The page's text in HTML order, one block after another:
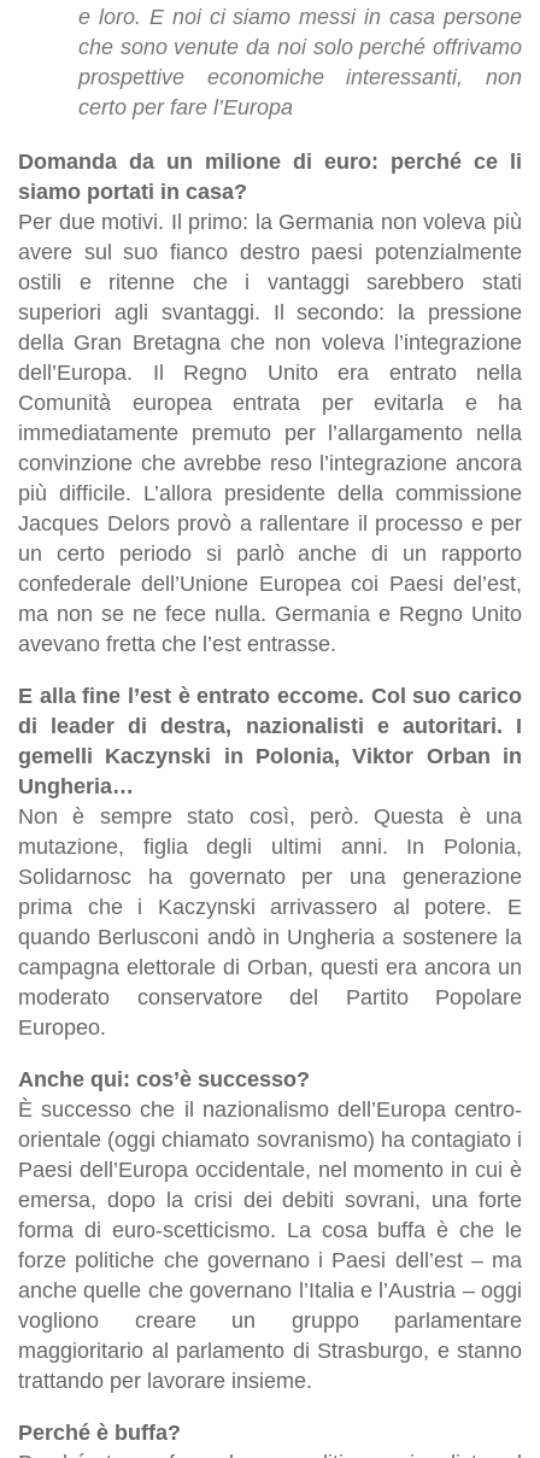
e loro. E noi ci siamo messi in casa persone
che sono venute da noi solo perché offrivamo
prospettive economiche interessanti, non
certo per fare l’Europa
Domanda da un milione di euro: perché ce li
siamo portati in casa?
Per due motivi. Il primo: la Germania non voleva più
avere sul suo fianco destro paesi potenzialmente
ostili e ritenne che i vantaggi sarebbero stati
superiori agli svantaggi. Il secondo: la pressione
della Gran Bretagna che non voleva l’integrazione
dell’Europa. Il Regno Unito era entrato nella
Comunità europea entrata per evitarla e ha
immediatamente premuto per l’allargamento nella
convinzione che avrebbe reso l’integrazione ancora
più difficile. L’allora presidente della commissione
Jacques Delors provò a rallentare il processo e per
un certo periodo si parlò anche di un rapporto
confederale dell’Unione Europea coi Paesi del’est,
ma non se ne fece nulla. Germania e Regno Unito
avevano fretta che l’est entrasse.
E alla fine l’est è entrato eccome. Col suo carico
di leader di destra, nazionalisti e autoritari. I
gemelli Kaczynski in Polonia, Viktor Orban in
Ungheria…
Non è sempre stato così, però. Questa è una
mutazione, figlia degli ultimi anni. In Polonia,
Solidarnosc ha governato per una generazione
prima che i Kaczynski arrivassero al potere. E
quando Berlusconi andò in Ungheria a sostenere la
campagna elettorale di Orban, questi era ancora un
moderato conservatore del Partito Popolare
Europeo.
Anche qui: cos’è successo?
È successo che il nazionalismo dell’Europa centro-
orientale (oggi chiamato sovranismo) ha contagiato i
Paesi dell’Europa occidentale, nel momento in cui è
emersa, dopo la crisi dei debiti sovrani, una forte
forma di euro-scetticismo. La cosa buffa è che le
forze politiche che governano i Paesi dell’est – ma
anche quelle che governano l’Italia e l’Austria – oggi
vogliono creare un gruppo parlamentare
maggioritario al parlamento di Strasburgo, e stanno
trattando per lavorare insieme.
Perché è buffa?